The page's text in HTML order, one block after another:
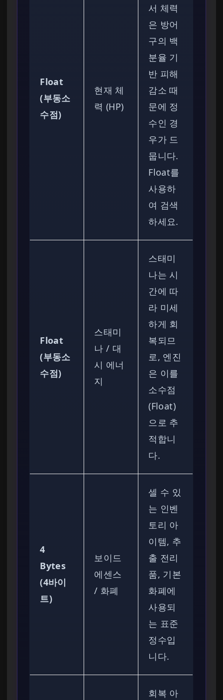
Float
(부동소
수점)
현재 체
력 (HP)
서 체력
은 방어
구의 백
분율 기
반 피해
감소 때
문에 정
수인 경
우가 드
뭅니다.
Float를
사용하
여 검색
하세요.
Float
(부동소
수점)
스태미
나 / 대
시 에너
지
스태미
나는 시
간에 따
라 미세
하게 회
복되므
로, 엔진
은 이를
소수점
(Float)
으로 추
적합니
다.
4
Bytes
(4바이
트)
보이드
에센스
/ 화폐
셀 수 있
는 인벤
토리 아
이템, 추
출 전리
품, 기본
화폐에
사용되
는 표준
정수입
니다.
회복 아